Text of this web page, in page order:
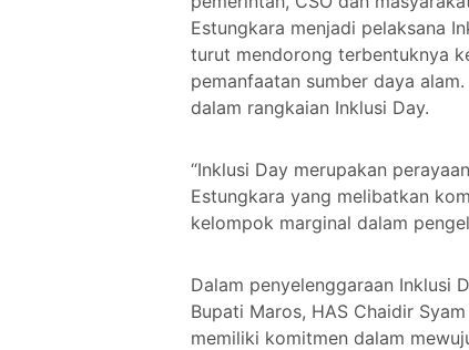
Estungkara menjadi pelaksana
turut mendorong terbentuknya
pemanfaatan sumber daya
dalam rangkaian Inklusi Day.
“Inklusi Day merupakan
Estungkara yang melibatkan
kelompok marginal dalam
Dalam penyelenggaraan Inklusi
Bupati Maros, HAS Chaidir
memiliki komitmen dalam